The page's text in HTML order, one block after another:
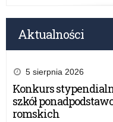
Aktualności
5 sierpnia 2026
Konkurs
szkół
romskich